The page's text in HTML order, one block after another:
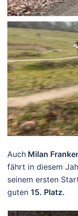
Auch Milan
fährt in diesem
seinem ersten
guten 15. Platz.